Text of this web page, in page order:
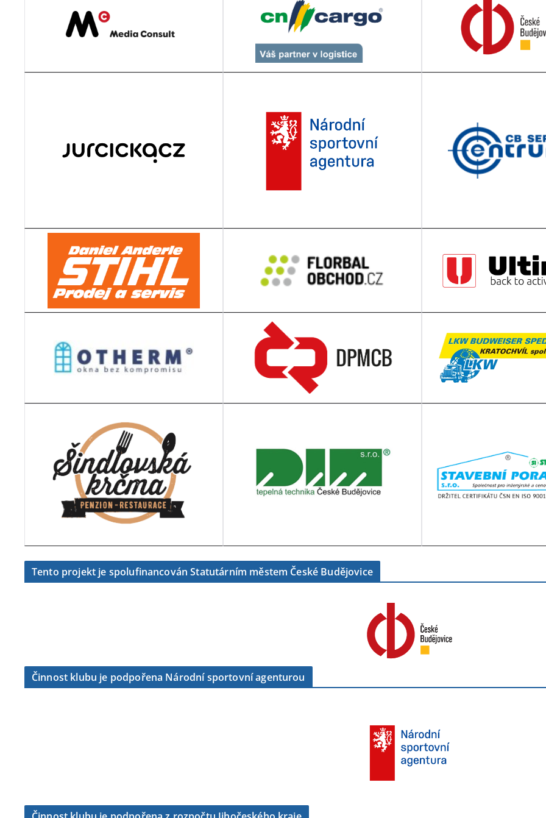
Tento projekt je spolufinancován Statutárním městem České Budějovice
Činnost klubu je podpořena Národní sportovní agenturou